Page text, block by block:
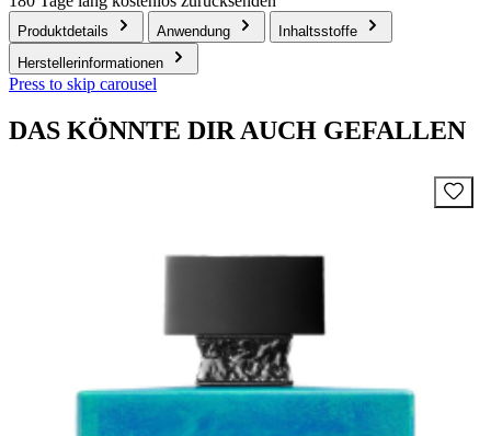
Produktdetails Anwendung
Inhaltsstoffe
Herstellerinformationen
Press to skip carousel
DAS KÖNNTE DIR AUCH GEFALLEN